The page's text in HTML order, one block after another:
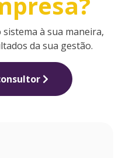
à sua maneira,
da sua gestão.